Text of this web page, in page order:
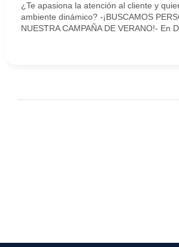
¿Te apasiona la atención al cliente y
ambiente dinámico? -¡BUSCAMOS
NUESTRA CAMPAÑA DE VERANO!- En